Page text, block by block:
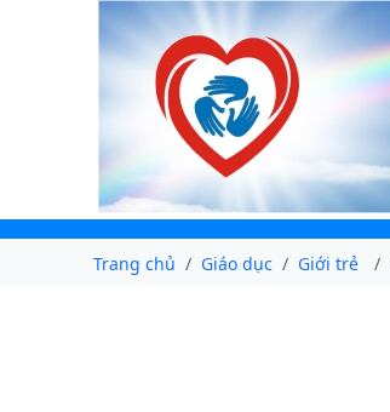
Trang chủ Giáo dục Giới trẻ